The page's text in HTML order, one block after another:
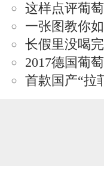
这样点评葡
一张图教你
长假里没喝
2017德国葡
首款国产“拉